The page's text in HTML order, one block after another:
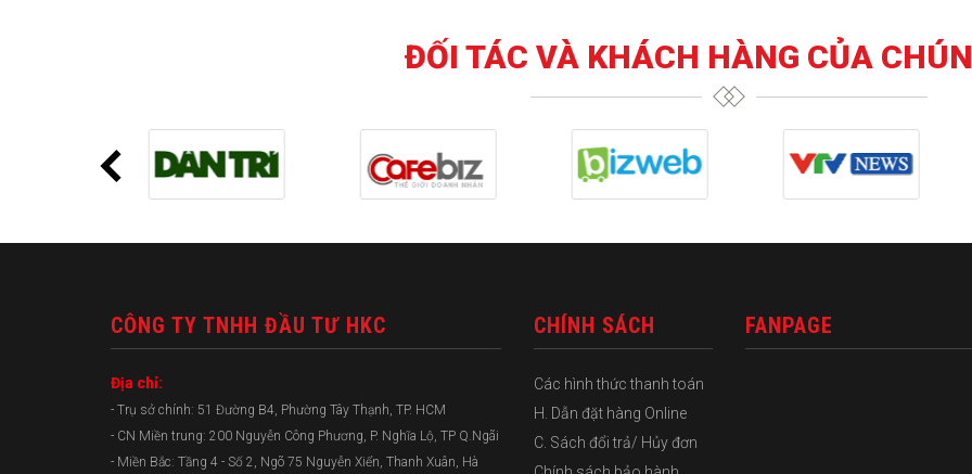
ĐỐI TÁC VÀ KHÁCH HÀNG CỦA
CÔNG TY TNHH ĐẦU TƯ HKC
Địa chỉ:
- Trụ sở chính: 51 Đường B4, Phường Tây Thạnh, TP. HCM
- CN Miền trung: 200 Nguyễn Công Phương, P. Nghĩa Lộ, TP Q.Ngãi
- Miền Bắc: Tầng 4 - Số 2, Ngõ 75 Nguyễn Xiển, Thanh Xuân, Hà
CHÍNH SÁCH
Các hình thức thanh toán
H. Dẫn đặt hàng Online
C. Sách đổi trả/ Hủy đơn
FANPAGE